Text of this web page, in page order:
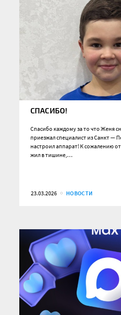
СПАСИБО!
Спасибо каждому за то что Женя
приезжал специалист из Санкт —
настроил аппарат! К сожалению
жил в тишине,…
23.03.2026 НОВОСТИ